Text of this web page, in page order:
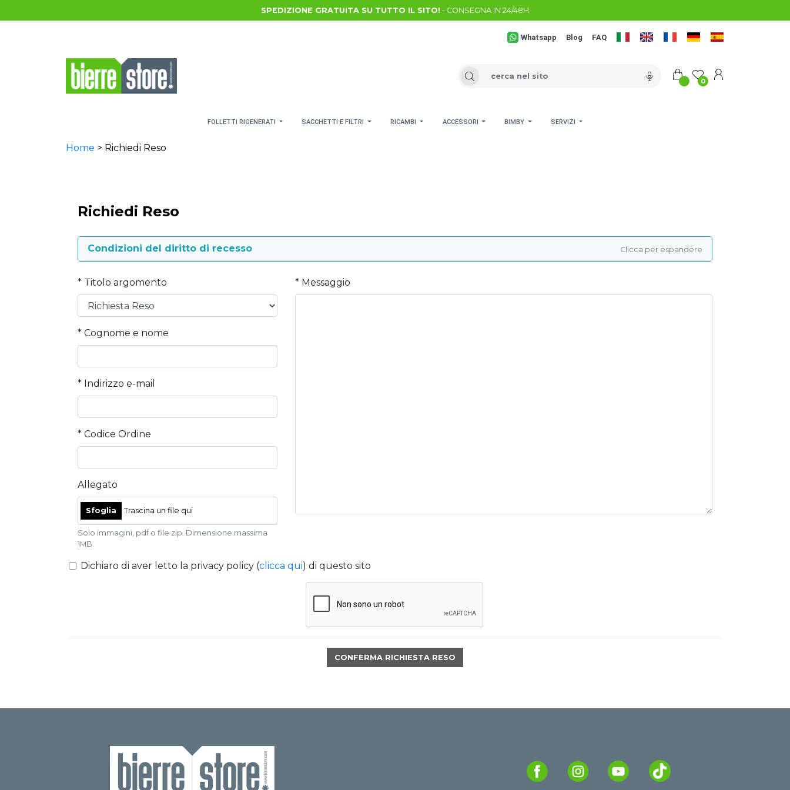
SPEDIZIONE GRATUITA SU TUTTO IL SITO! - CONSEGNA IN 24/48H
Whatsapp Blog FAQ
0
FOLLETTI RIGENERATI SACCHETTI E FILTRI RICAMBI ACCESSORI BIMBY SERVIZI
Home > Richiedi Reso
Richiedi Reso
Condizioni del diritto di recesso Clicca per espandere
* Titolo argomento
* Cognome e nome
* Indirizzo e-mail
* Codice Ordine
Allegato
Sfoglia Trascina un file qui
Solo immagini, pdf o file zip. Dimensione massima
1MB.
* Messaggio
Dichiaro di aver letto la privacy policy (clicca qui) di questo sito
CONFERMA RICHIESTA RESO